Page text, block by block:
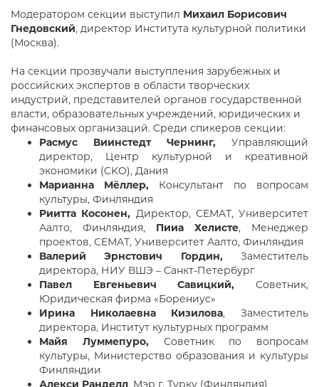
Модератором секции выступил Михаил Борисович
Гнедовский, директор Института культурной политики
(Москва).
На секции прозвучали выступления зарубежных и
российских экспертов в области творческих
индустрий, представителей органов государственной
власти, образовательных учреждений, юридических и
финансовых организаций. Среди спикеров секции:
Расмус Виинстедт Чернинг, Управляющий
директор, Центр культурной и креативной
экономики (CKO), Дания
Марианна Мёллер, Консультант по вопросам
культуры, Финляндия
Риитта Косонен, Директор, СЕМАТ, Университет
Аалто, Финляндия, Пииа Хелисте, Менеджер
проектов, СЕМАТ, Университет Аалто, Финляндия
Валерий Эрнстович Гордин, Заместитель
директора, НИУ ВШЭ – Санкт-Петербург
Павел Евгеньевич Савицкий, Советник,
Юридическая фирма «Борениус»
Ирина Николаевна Кизилова, Заместитель
директора, Институт культурных программ
Майя Луммепуро, Советник по вопросам
культуры, Министерство образования и культуры
Финляндии
Алекси Ранделл, Мэр г. Турку (Финляндия)